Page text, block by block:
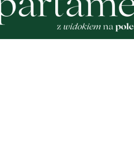
WAŻNE
Alarm na plaży. Spacerowiczka
natrafiła na niewybuch